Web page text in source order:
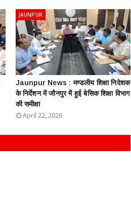
JAUNPUR
Jaunpur News : ​मण्डलीय शिक्षा निदेशक
के निर्देशन में जौनपुर में हुई बेसिक शिक्षा विभाग
की समीक्षा
April 22, 2026